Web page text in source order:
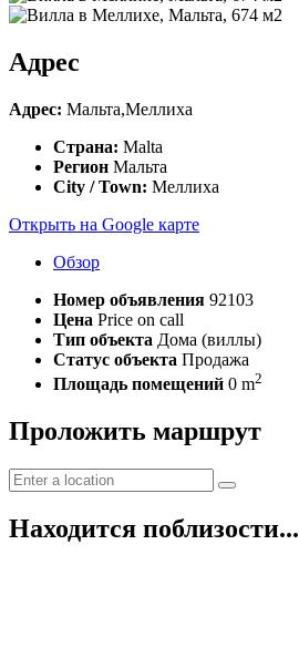
Адрес
Адрес: Мальта,Меллиха
Страна: Malta
Регион Мальта
City / Town: Меллиха
Открыть на Google карте
Обзор
Номер объявления 92103
Цена Price on call
Тип объекта Дома (виллы)
Статус объекта Продажа
Площадь помещений 0 m2
Проложить маршрут
Находится поблизости...